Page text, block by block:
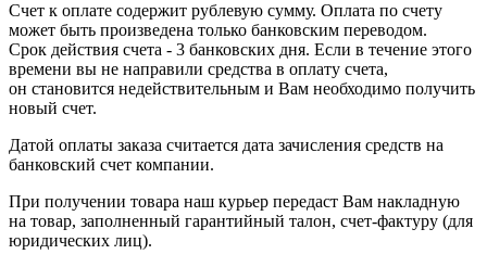
Счет к оплате содержит рублевую сумму. Оплата по счету
может быть произведена только банковским переводом.
Срок действия счета - 3 банковских дня. Если в течение этого
времени вы не направили средства в оплату счета,
он становится недействительным и Вам необходимо получить
новый счет.
Датой оплаты заказа считается дата зачисления средств на
банковский счет компании.
При получении товара наш курьер передаст Вам накладную
на товар, заполненный гарантийный талон, счет-фактуру (для
юридических лиц).